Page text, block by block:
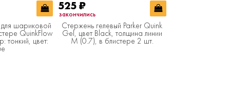
шариковой
QuinkFlow
тонкий, цвет:
525₽
закончились
Стержень гелевый Parker Quink
Gel, цвет Black, толщина линии
M (0.7), в блистере 2 шт.